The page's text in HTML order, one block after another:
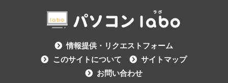
情報提供・リクエストフォーム
このサイトについて
サイトマップ
お問い合わせ